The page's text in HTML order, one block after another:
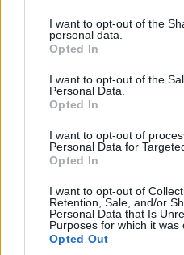
not limited to your visit or
grant or deny consent to
use your data for below
consent section.
I want to opt-out of the
personal data.
Opted In
I want to opt-out of the
Personal Data.
Opted In
I want to opt-out of
Personal Data for
Opted In
I want to opt-out of
Retention, Sale, and/or
Personal Data that Is
Purposes for which it was
Opted Out